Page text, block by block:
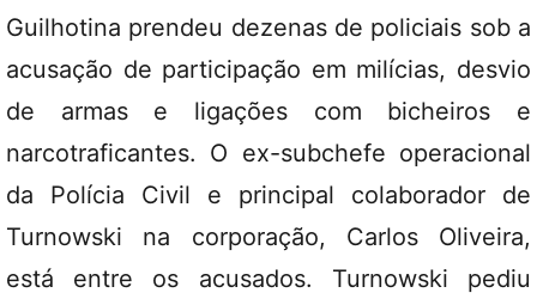
Guilhotina prendeu dezenas de policiais sob a
acusação de participação em milícias, desvio
de armas e ligações com bicheiros e
narcotraficantes. O ex-subchefe operacional
da Polícia Civil e principal colaborador de
Turnowski na corporação, Carlos Oliveira,
está entre os acusados. Turnowski pediu